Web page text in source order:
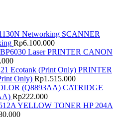
SCANNER
Rp6.100.000
PRINTER CANON
PRINTER
Only) Rp1.515.000
CATRIDGE
Rp222.000
TONER HP 204A